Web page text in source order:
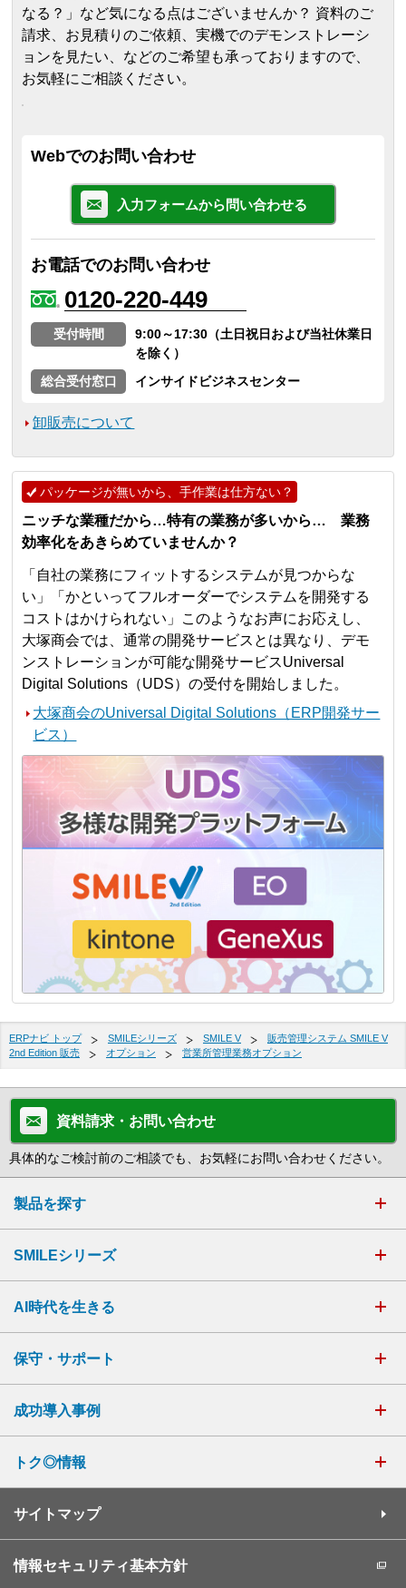
なる？」など気になる点はございませんか？ 資料のご
請求、お見積りのご依頼、実機でのデモンストレーシ
ョンを見たい、などのご希望も承っておりますので、
お気軽にご相談ください。
Webでのお問い合わせ
入力フォームから問い合わせる
お電話でのお問い合わせ
0120-220-449
受付時間
9:00～17:30（土日祝日および当社休業日
を除く）
総合受付窓口
インサイドビジネスセンター
卸販売について
パッケージが無いから、手作業は仕方ない？
ニッチな業種だから…特有の業務が多いから… 業務
効率化をあきらめていませんか？
「自社の業務にフィットするシステムが見つからな
い」「かといってフルオーダーでシステムを開発する
コストはかけられない」このようなお声にお応えし、
大塚商会では、通常の開発サービスとは異なり、デモ
ンストレーションが可能な開発サービスUniversal
Digital Solutions（UDS）の受付を開始しました。
大塚商会のUniversal Digital Solutions（ERP開発サー
ビス）
ERPナビ トップ SMILEシリーズ SMILE V
販売管理システム SMILE V
2nd Edition 販売
オプション 営業所管理業務オプション
資料請求・お問い合わせ
具体的なご検討前のご相談でも、お気軽にお問い合わせください。
製品を探す
SMILEシリーズ
AI時代を生きる
保守・サポート
成功導入事例
トク◎情報
サイトマップ
情報セキュリティ基本方針